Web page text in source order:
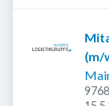
(m/